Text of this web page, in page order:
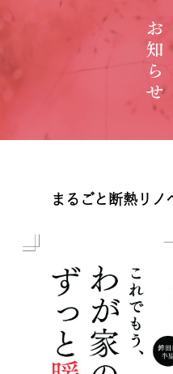
まるごと断熱リノ